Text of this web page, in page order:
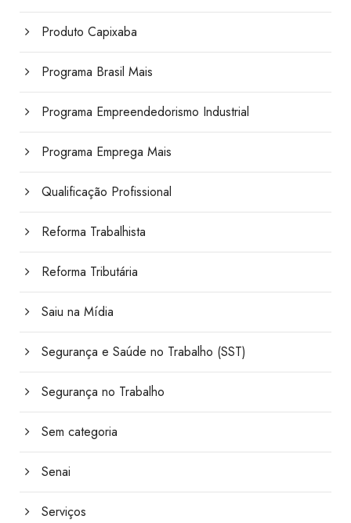
Produto Capixaba
Programa Brasil Mais
Programa Empreendedorismo Industrial
Programa Emprega Mais
Qualificação Profissional
Reforma Trabalhista
Reforma Tributária
Saiu na Mídia
Segurança e Saúde no Trabalho (SST)
Segurança no Trabalho
Sem categoria
Senai
Serviços